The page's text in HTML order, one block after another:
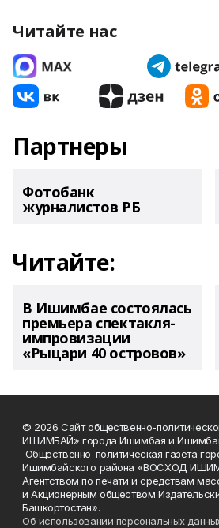
Читайте нас
Партнеры
Фотобанк
журналистов РБ
Читайте:
В Ишимбае состоялась
премьера спектакля-
импровизации
«Рыцари 40 островов»
© 2026 Сайт общественно-
ИШИМБАЙ» города Ишимбая и
Общественно-политическая газета
Ишимбайского района «ВОСХОД
Агентством по печати и средствам
и Акционерным обществом
Башкортостан».
Об использовании персональных